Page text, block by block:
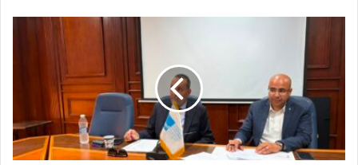
والفصوص
قيمة
المصنعية
يناير
المقبل
الأثاث
وجامعة
لتعزيز
تنافسية